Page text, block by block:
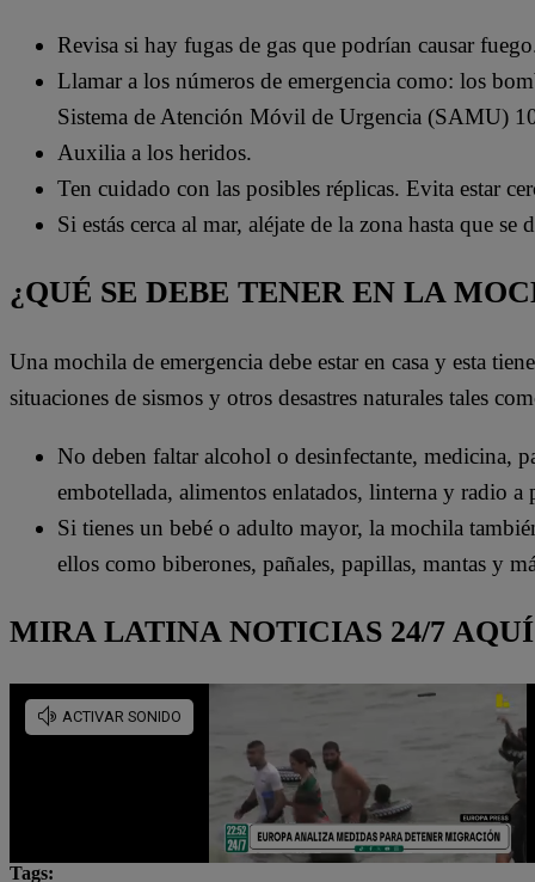
Revisa si hay fugas de gas que podrían causar
Llamar a los números de emergencia como: los
Sistema de Atención Móvil de Urgencia (SAMU)
Auxilia a los heridos.
Ten cuidado con las posibles réplicas. Evita estar
Si estás cerca al mar, aléjate de la zona hasta que
¿QUÉ SE DEBE TENER EN LA
Una mochila de emergencia debe estar en casa y esta
situaciones de sismos y otros desastres naturales tales
No deben faltar alcohol o desinfectante, medicina,
embotellada, alimentos enlatados, linterna y radio a
Si tienes un bebé o adulto mayor, la mochila
ellos como biberones, pañales, papillas, mantas y
MIRA LATINA NOTICIAS 24/7 AQUÍ
Tags: